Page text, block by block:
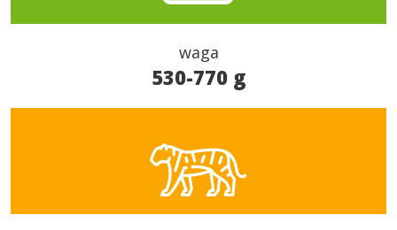
waga
530-770 g